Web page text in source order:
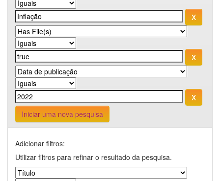
Iniciar uma nova pesquisa
Adicionar filtros:
Utilizar filtros para refinar o resultado da pesquisa.